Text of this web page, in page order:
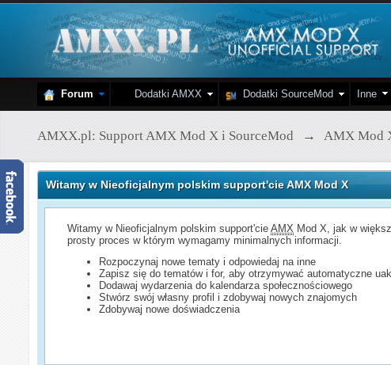
Forum Dodatki AMXX Dodatki SourceMod Inne
AMXX.pl: Support AMX Mod X i SourceMod → AMX Mod
Witamy w Nieoficjalnym polskim support'cie AMX Mod X
Witamy w Nieoficjalnym polskim support'cieAMX Mod X, jak w
prosty proces w którym wymagamy minimalnych informacji.
Rozpoczynaj nowe tematy i odpowiedaj na inne
Zapisz się do tematów i for, aby otrzymywać automatyczne
Dodawaj wydarzenia do kalendarza społecznościowego
Stwórz swój własny profil i zdobywaj nowych znajomych
Zdobywaj nowe doświadczenia